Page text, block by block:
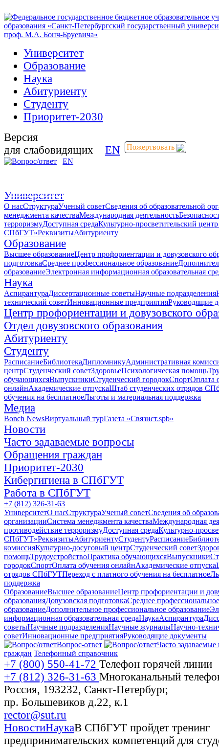
Университет
Образование
Наука
Абитуриенту
Студенту
Приоритет-2030
Версия
для слабовидящих
EN
Пожертвовать
EN
Университет
О насСтруктураУченый советСведения об образовательной
менеджмента качестваМеждународная деятельность
терроризмуДоступная средаКультурно-просветительский
СПбГУТ»РеквизитыАбитуриенту
Образование
Высшее образованиеЦентр профориентации и довузовского
подготовкаСреднее профессиональное образование
образованиеЭлектронная информационная образовательная
Наука
АспирантураДиссертационные советыНаучные подразделения
технический советИнновационные предприятияРуководящие
Центр профориентации и довузовского
Отдел довузовского образования
Абитуриенту
Студенту
РасписаниеБиблиотекаДипломникуАдминистративная
центрСтуденческий советЗдоровьеПсихологическая помощь
обучающихсяВыпускникиСтуденческий городокСпортОплата
онлайнАкадемические отпускаШтаб студенческих отрядов
обучения на бесплатноеЛьготы и материальная поддержка
Медиа
Bonch NewsВиртуальный турГазета «Связист.spb»
Новости
Часто задаваемые вопросы
Обращения граждан
Приоритет-2030
Кибергигиена в СПбГУТ
Работа в СПбГУТ
+7 (812) 326-31-63
УниверситетО насСтруктураУченый советСведения об
организацииСистема менеджмента качестваМеждународная
противодействие терроризмуДоступная средаКультурно-
СПбГУТ»РеквизитыАбитуриентуСтудентуРасписание
комиссияКультурно-досуговый центрСтуденческий совет
помощьТрудоустройствоПрактика обучающихсяВыпускники
городокСпортОплата обучения онлайнАкадемические отпуска
отрядов СПбГУТПереход с платного обучения на бесплатное
поддержка
ОбразованиеВысшее образованиеЦентр профориентации и
образованияДовузовская подготовкаСреднее профессиональное
образованиеДополнительное профессиональное образование
информационная образовательная средаНаукаАспирантура
советыНаучные подразделенияНаучные журналыНаучно-
советИнновационные предприятияРуководящие документы
Вопрос-ответ
Часто
граждан Телефонный справочник
+7 (800) 550-41-72 Телефон горячей линии
+7 (812) 326-31-63 Многоканальный
Россия, 193232, Санкт-Петербург,
пр. Большевиков д.22, к.1
rector@sut.ru
НовостиНаукаВ СПбГУТ пройдет тренинг
предпринимательских компетенций для